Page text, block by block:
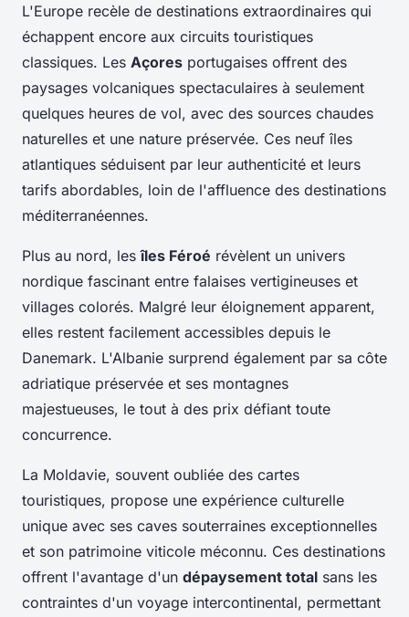
L'Europe recèle de destinations extraordinaires qui
échappent encore aux circuits touristiques
classiques. Les Açores portugaises offrent des
paysages volcaniques spectaculaires à seulement
quelques heures de vol, avec des sources chaudes
naturelles et une nature préservée. Ces neuf îles
atlantiques séduisent par leur authenticité et leurs
tarifs abordables, loin de l'affluence des destinations
méditerranéennes.
Plus au nord, lesîles Féroé révèlent un univers
nordique fascinant entre falaises vertigineuses et
villages colorés. Malgré leur éloignement apparent,
elles restent facilement accessibles depuis le
Danemark. L'Albanie surprend également par sa côte
adriatique préservée et ses montagnes
majestueuses, le tout à des prix défiant toute
concurrence.
La Moldavie, souvent oubliée des cartes
touristiques, propose une expérience culturelle
unique avec ses caves souterraines exceptionnelles
et son patrimoine viticole méconnu. Ces destinations
offrent l'avantage d'un dépaysement total sans les
contraintes d'un voyage intercontinental, permettant